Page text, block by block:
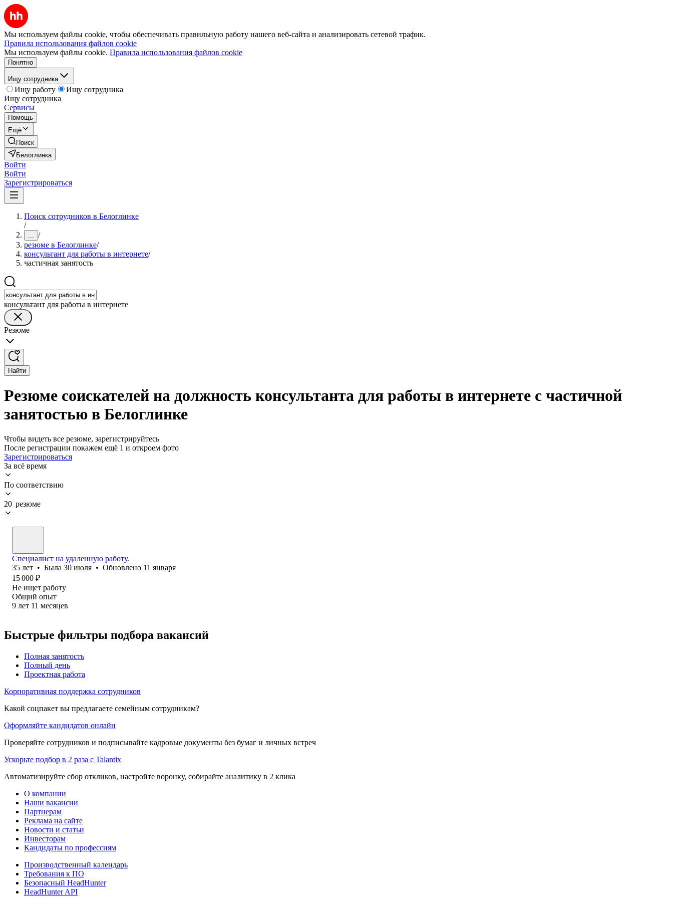
Мы используем файлы cookie, чтобы обеспечивать правильную работу нашего веб-сайта и анализировать сетевой трафик.
Правила использования файлов cookie
Мы используем файлы cookie. Правила использования файлов cookie
Понятно
Ищу сотрудника
Ищу работу
Ищу сотрудника
Ищу сотрудника
Сервисы
Помощь
Ещё
Поиск
Белоглинка
Войти
Войти
Зарегистрироваться
Поиск сотрудников в Белоглинке
/
... /
резюме в Белоглинке/
консультант для работы в интернете/
частичная занятость
консультант для работы в интернете
Резюме
Найти
Резюме соискателей на должность консультанта для работы в интернете с частичной
занятостью в Белоглинке
Чтобы видеть все резюме, зарегистрируйтесь
После регистрации покажем ещё 1 и откроем фото
Зарегистрироваться
За всё время
По соответствию
20 резюме
Специалист на удаленную работу.
35 лет • Была 30 июля • Обновлено 11 января
15 000 ₽
Не ищет работу
Общий опыт
9 лет 11 месяцев
Быстрые фильтры подбора вакансий
Полная занятость
Полный день
Проектная работа
Корпоративная поддержка сотрудников
Какой соцпакет вы предлагаете семейным сотрудникам?
Оформляйте кандидатов онлайн
Проверяйте сотрудников и подписывайте кадровые документы без бумаг и личных встреч
Ускорьте подбор в 2 раза с Talantix
Автоматизируйте сбор откликов, настройте воронку, собирайте аналитику в 2 клика
О компании
Наши вакансии
Партнерам
Реклама на сайте
Новости и статьи
Инвесторам
Кандидаты по профессиям
Производственный календарь
Требования к ПО
Безопасный HeadHunter
HeadHunter API